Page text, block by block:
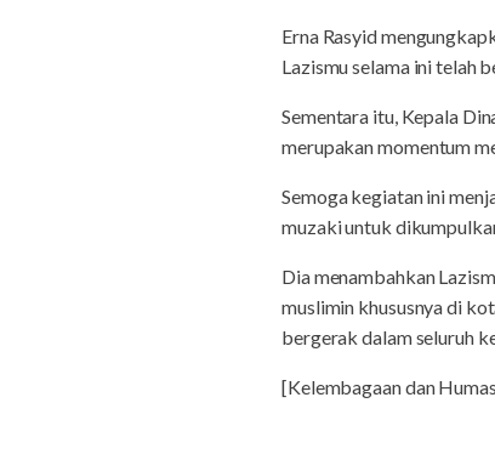
Erna Rasyid
Lazismu selama ini telah
Sementara itu, Kepala
merupakan momentum
Semoga kegiatan ini
muzaki untuk
Dia menambahkan
muslimin khususnya di
bergerak dalam seluruh
[Kelembagaan dan